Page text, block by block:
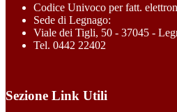
Codice Univoco per fatt.
Sede di Legnago:
Viale dei Tigli, 50 - 37045 -
Tel. 0442 22402
Sezione Link Utili